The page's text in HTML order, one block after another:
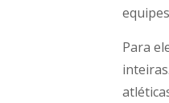
Para